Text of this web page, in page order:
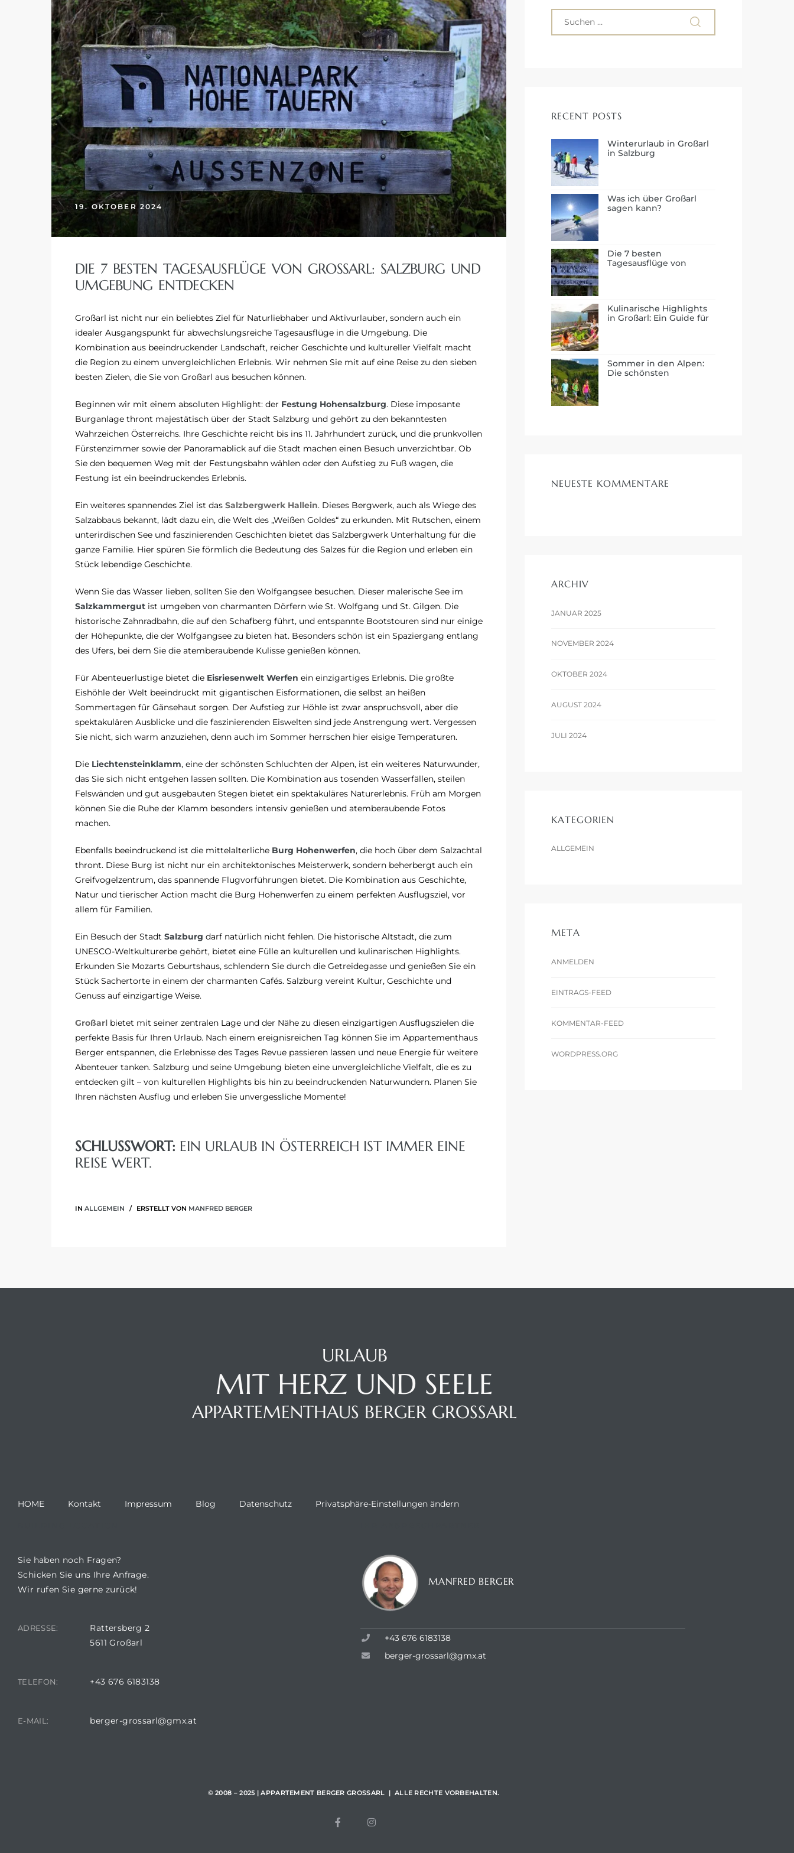
19. OKTOBER 2024
DIE 7 BESTEN TAGESAUSFLÜGE VON GROSSARL: SALZBURG UND U
MGEBUNG ENTDECKEN
Großarl ist nicht nur ein beliebtes Ziel für Naturliebhaber und Aktivurlauber, sondern auch ein
idealer Ausgangspunkt für abwechslungsreiche Tagesausflüge in die Umgebung. Die
Kombination aus beeindruckender Landschaft, reicher Geschichte und kultureller Vielfalt macht
die Region zu einem unvergleichlichen Erlebnis. Wir nehmen Sie mit auf eine Reise zu den sieben
besten Zielen, die Sie von Großarl aus besuchen können.
Beginnen wir mit einem absoluten Highlight: der Festung Hohensalzburg. Diese imposante
Burganlage thront majestätisch über der Stadt Salzburg und gehört zu den bekanntesten
Wahrzeichen Österreichs. Ihre Geschichte reicht bis ins 11. Jahrhundert zurück, und die prunkvollen
Fürstenzimmer sowie der Panoramablick auf die Stadt machen einen Besuch unverzichtbar. Ob
Sie den bequemen Weg mit der Festungsbahn wählen oder den Aufstieg zu Fuß wagen, die
Festung ist ein beeindruckendes Erlebnis.
Ein weiteres spannendes Ziel ist das Salzbergwerk Hallein. Dieses Bergwerk, auch als Wiege des
Salzabbaus bekannt, lädt dazu ein, die Welt des „Weißen Goldes“ zu erkunden. Mit Rutschen, einem
unterirdischen See und faszinierenden Geschichten bietet das Salzbergwerk Unterhaltung für die
ganze Familie. Hier spüren Sie förmlich die Bedeutung des Salzes für die Region und erleben ein
Stück lebendige Geschichte.
Wenn Sie das Wasser lieben, sollten Sie den Wolfgangsee besuchen. Dieser malerische See im
Salzkammergut ist umgeben von charmanten Dörfern wie St. Wolfgang und St. Gilgen. Die
historische Zahnradbahn, die auf den Schafberg führt, und entspannte Bootstouren sind nur einige
der Höhepunkte, die der Wolfgangsee zu bieten hat. Besonders schön ist ein Spaziergang entlang
des Ufers, bei dem Sie die atemberaubende Kulisse genießen können.
Für Abenteuerlustige bietet die Eisriesenwelt Werfen ein einzigartiges Erlebnis. Die größte
Eishöhle der Welt beeindruckt mit gigantischen Eisformationen, die selbst an heißen
Sommertagen für Gänsehaut sorgen. Der Aufstieg zur Höhle ist zwar anspruchsvoll, aber die
spektakulären Ausblicke und die faszinierenden Eiswelten sind jede Anstrengung wert. Vergessen
Sie nicht, sich warm anzuziehen, denn auch im Sommer herrschen hier eisige Temperaturen.
Die Liechtensteinklamm, eine der schönsten Schluchten der Alpen, ist ein weiteres Naturwunder,
das Sie sich nicht entgehen lassen sollten. Die Kombination aus tosenden Wasserfällen, steilen
Felswänden und gut ausgebauten Stegen bietet ein spektakuläres Naturerlebnis. Früh am Morgen
können Sie die Ruhe der Klamm besonders intensiv genießen und atemberaubende Fotos
machen.
Ebenfalls beeindruckend ist die mittelalterliche Burg Hohenwerfen, die hoch über dem Salzachtal
thront. Diese Burg ist nicht nur ein architektonisches Meisterwerk, sondern beherbergt auch ein
Greifvogelzentrum, das spannende Flugvorführungen bietet. Die Kombination aus Geschichte,
Natur und tierischer Action macht die Burg Hohenwerfen zu einem perfekten Ausflugsziel, vor
allem für Familien.
Ein Besuch der Stadt Salzburg darf natürlich nicht fehlen. Die historische Altstadt, die zum
UNESCO-Weltkulturerbe gehört, bietet eine Fülle an kulturellen und kulinarischen Highlights.
Erkunden Sie Mozarts Geburtshaus, schlendern Sie durch die Getreidegasse und genießen Sie ein
Stück Sachertorte in einem der charmanten Cafés. Salzburg vereint Kultur, Geschichte und
Genuss auf einzigartige Weise.
Großarl bietet mit seiner zentralen Lage und der Nähe zu diesen einzigartigen Ausflugszielen die
perfekte Basis für Ihren Urlaub. Nach einem ereignisreichen Tag können Sie im Appartementhaus
Berger entspannen, die Erlebnisse des Tages Revue passieren lassen und neue Energie für weitere
Abenteuer tanken. Salzburg und seine Umgebung bieten eine unvergleichliche Vielfalt, die es zu
entdecken gilt – von kulturellen Highlights bis hin zu beeindruckenden Naturwundern. Planen Sie
Ihren nächsten Ausflug und erleben Sie unvergessliche Momente!
SCHLUSSWORT: EIN URLAUB IN ÖSTERREICH IST IMMER EINE
REISE WERT.
IN ALLGEMEIN ERSTELLT VON MANFRED BERGER
RECENT POSTS
Winterurlaub in Großarl
in Salzburg
Was ich über Großarl
sagen kann?
Die 7 besten
Tagesausflüge von
Kulinarische Highlights
in Großarl: Ein Guide für
Sommer in den Alpen:
Die schönsten
NEUESTE KOMMENTARE
ARCHIV
JANUAR 2025
NOVEMBER 2024
OKTOBER 2024
AUGUST 2024
JULI 2024
KATEGORIEN
ALLGEMEIN
META
ANMELDEN
EINTRAGS-FEED
KOMMENTAR-FEED
WORDPRESS.ORG
URLAUB
MIT HERZ UND SEELE
APPARTEMENTHAUS BERGER GROSSARL
HOME Kontakt Impressum Blog Datenschutz Privatsphäre-Einstellungen ändern
Sie haben noch Fragen?
Schicken Sie uns Ihre Anfrage.
Wir rufen Sie gerne zurück!
ADRESSE:
Rattersberg 2
5611 Großarl
TELEFON: +43 676 6183138
E-MAIL: berger-grossarl@gmx.at
MANFRED BERGER
+43 676 6183138
berger-grossarl@gmx.at
© 2008 – 2025 | APPARTEMENT BERGER GROSSARL | ALLE RECHTE VORBEHALTEN.